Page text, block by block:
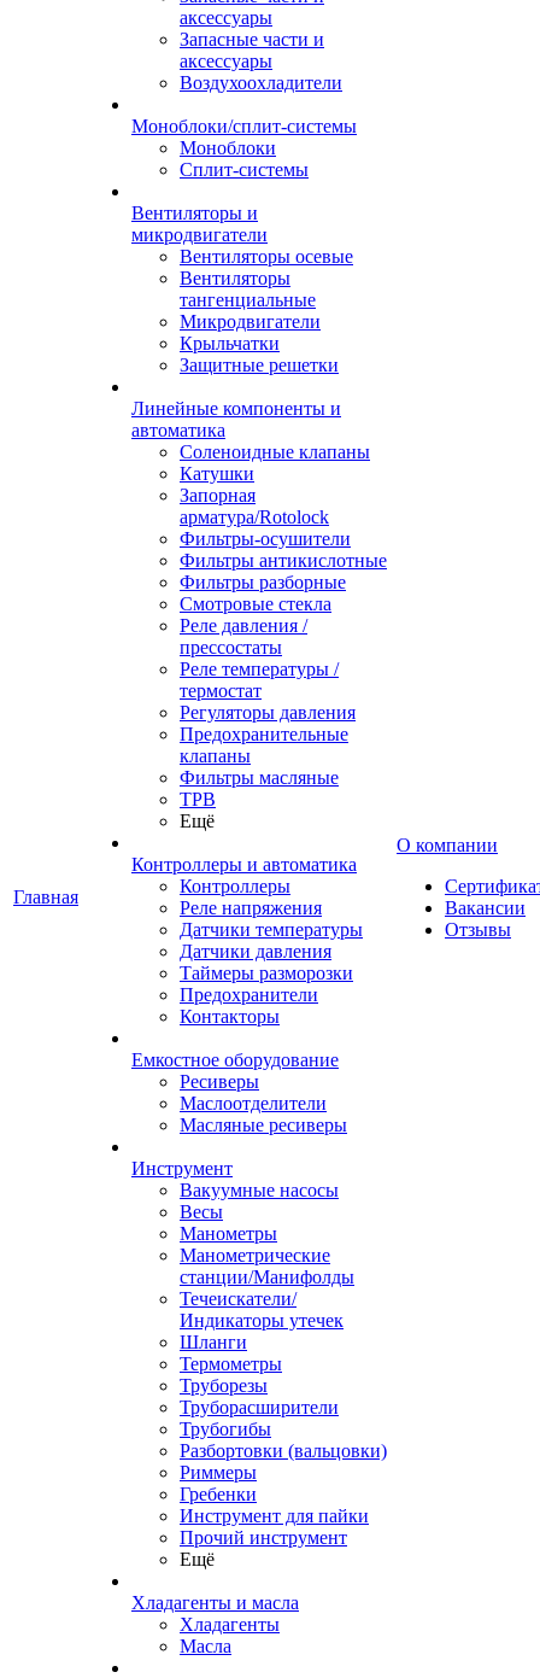
Главная
аксессуары
Запасные части и
аксессуары
Воздухоохладители
Моноблоки/сплит-системы
Моноблоки
Сплит-системы
Вентиляторы и
микродвигатели
Вентиляторы осевые
Вентиляторы
тангенциальные
Микродвигатели
Крыльчатки
Защитные решетки
Линейные компоненты и
автоматика
Соленоидные клапаны
Катушки
Запорная
арматура/Rotolock
Фильтры-осушители
Фильтры антикислотные
Фильтры разборные
Смотровые стекла
Реле давления /
прессостаты
Реле температуры /
термостат
Регуляторы давления
Предохранительные
клапаны
Фильтры масляные
ТРВ
Ещё
Контроллеры и автоматика
Контроллеры
Реле напряжения
Датчики температуры
Датчики давления
Таймеры разморозки
Предохранители
Контакторы
Емкостное оборудование
Ресиверы
Маслоотделители
Масляные ресиверы
Инструмент
Вакуумные насосы
Весы
Манометры
Манометрические
станции/Манифолды
Течеискатели/
Индикаторы утечек
Шланги
Термометры
Труборезы
Труборасширители
Трубогибы
Разбортовки (вальцовки)
Риммеры
Гребенки
Инструмент для пайки
Прочий инструмент
Ещё
Хладагенты и масла
Хладагенты
Масла
О компании
Вакансии
Отзывы